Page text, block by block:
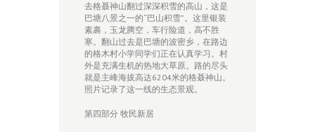
去格聂神山翻过深深积雪的高山，这是
巴塘八景之一的“巴山积雪”。这里银装
素裹，玉龙腾空，车行险道，高不胜
寒。翻山过去是巴塘的波密乡，在路边
的格木村小学同学们正在认真学习。村
外是充满生机的热地大草原。路的尽头
就是主峰海拔高达6204米的格聂神山。
照片记录了这一线的生态景观。
第四部分 牧民新居